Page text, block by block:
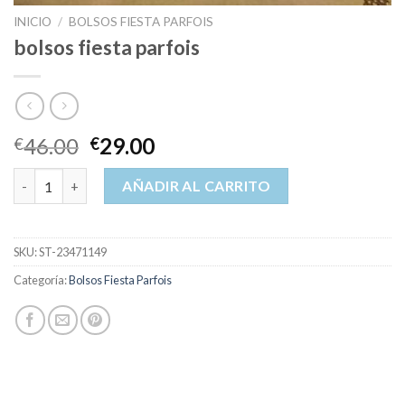
INICIO / BOLSOS FIESTA PARFOIS
bolsos fiesta parfois
€46.00 €29.00
bolsos fiesta parfois cantidadAÑADIR AL CARRITO
SKU:ST-23471149
Categoría:Bolsos Fiesta Parfois